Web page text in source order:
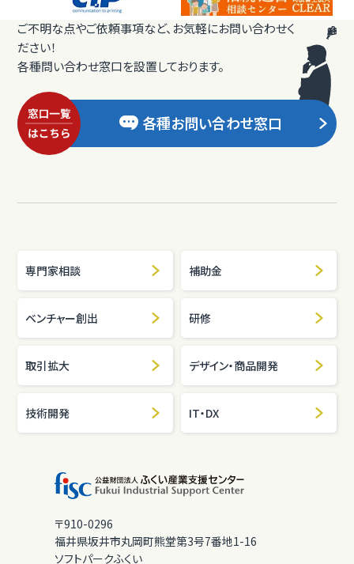
ご不明な点やご依頼事項など、お気軽にお問い合わせく
ださい！
各種問い合わせ窓口を設置しております。
各種お問い合わせ窓口
専門家相談 補助金
ベンチャー創出 研修
取引拡大 デザイン・商品開発
技術開発 IT・DX
〒910-0296
福井県坂井市丸岡町熊堂第3号7番地1-16
ソフトパークふくい